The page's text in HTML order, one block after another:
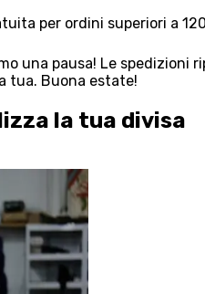
per ordini superiori a
una pausa! Le
tua. Buona estate!
la tua divisa